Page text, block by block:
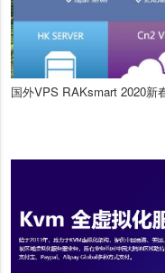
国外VPS RAKsmart 2020新